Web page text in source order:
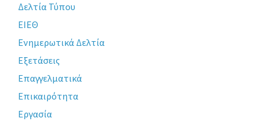
Δελτία Τύπου
ΕΙΕΘ
Ενημερωτικά Δελτία
Εξετάσεις
Επαγγελματικά
Επικαιρότητα
Εργασία